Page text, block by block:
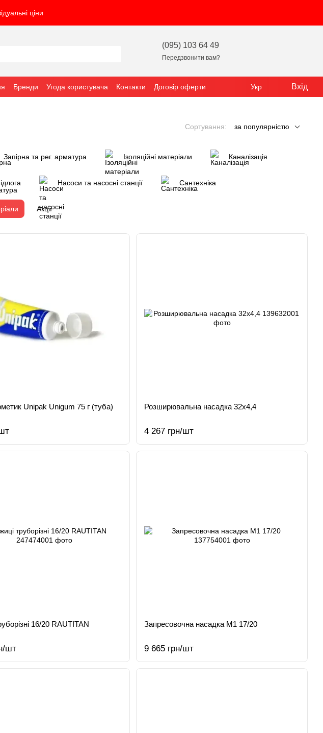
ціни
(095) 103 64 49
Передзвонити вам?
Бренди Угода користувача Контакти Договір оферти Укр Вхід
Сортування: за популярністю
Запірна та рег. арматура Ізоляційні матеріали Каналізація
Насоси та насосні станції Сантехніка
Акції
Unipak Unigum 75 г (туба) Розширювальна насадка 32х4,4
4 267 грн/шт
16/20 RAUTITAN
шт
Запресовочна насадка M1 17/20
9 665 грн/шт